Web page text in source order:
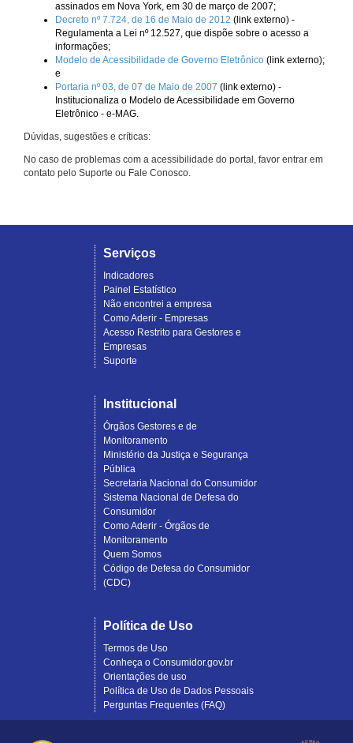
assinados em Nova York, em 30 de março de 2007;
Decreto nº 7.724, de 16 de Maio de 2012 (link externo) -
Regulamenta a Lei nº 12.527, que dispõe sobre o acesso a
informações;
Modelo de Acessibilidade de Governo Eletrônico (link externo);
e
Portaria nº 03, de 07 de Maio de 2007 (link externo) -
Institucionaliza o Modelo de Acessibilidade em Governo
Eletrônico - e-MAG.
Dúvidas, sugestões e críticas:
No caso de problemas com a acessibilidade do portal, favor entrar em
contato pelo Suporte ou Fale Conosco.
Serviços
Indicadores
Painel Estatístico
Não encontrei a empresa
Como Aderir - Empresas
Acesso Restrito para Gestores e
Empresas
Suporte
Institucional
Órgãos Gestores e de
Monitoramento
Ministério da Justiça e Segurança
Pública
Secretaria Nacional do Consumidor
Sistema Nacional de Defesa do
Consumidor
Como Aderir - Órgãos de
Monitoramento
Quem Somos
Código de Defesa do Consumidor
(CDC)
Política de Uso
Termos de Uso
Conheça o Consumidor.gov.br
Orientações de uso
Política de Uso de Dados Pessoais
Perguntas Frequentes (FAQ)